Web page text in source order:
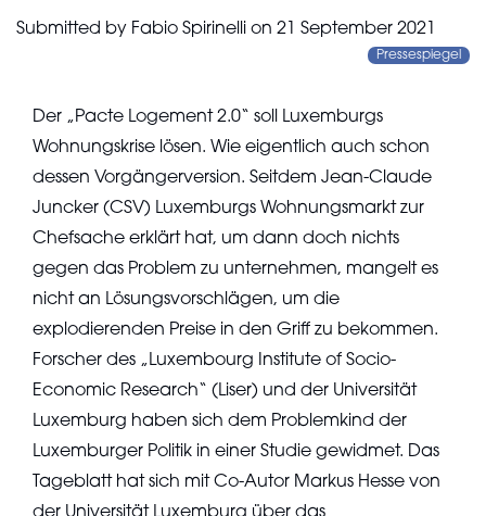
Submitted by Fabio Spirinelli on 21 September 2021
Pressespiegel
Der „Pacte Logement 2.0“ soll Luxemburgs
Wohnungskrise lösen. Wie eigentlich auch schon
dessen Vorgängerversion. Seitdem Jean-Claude
Juncker (CSV) Luxemburgs Wohnungsmarkt zur
Chefsache erklärt hat, um dann doch nichts
gegen das Problem zu unternehmen, mangelt es
nicht an Lösungsvorschlägen, um die
explodierenden Preise in den Griff zu bekommen.
Forscher des „Luxembourg Institute of Socio-
Economic Research“ (Liser) und der Universität
Luxemburg haben sich dem Problemkind der
Luxemburger Politik in einer Studie gewidmet. Das
Tageblatt hat sich mit Co-Autor Markus Hesse von